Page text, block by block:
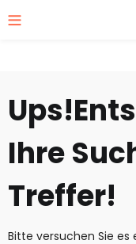
Ups!
Ihre
Treffer!
Bitte versuchen Sie es